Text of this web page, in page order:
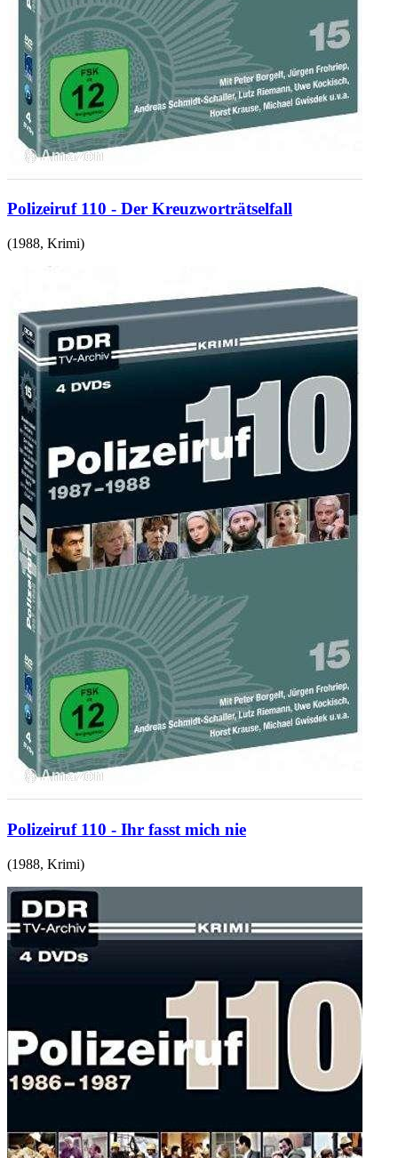
Polizeiruf 110 - Der Kreuzworträtselfall
(1988, Krimi)
Polizeiruf 110 - Ihr fasst mich nie
(1988, Krimi)